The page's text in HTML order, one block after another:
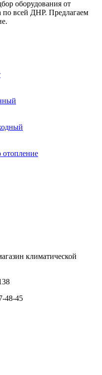
оборудования от
по всей ДНР. Предлагаем
отопление
климатической
48-45